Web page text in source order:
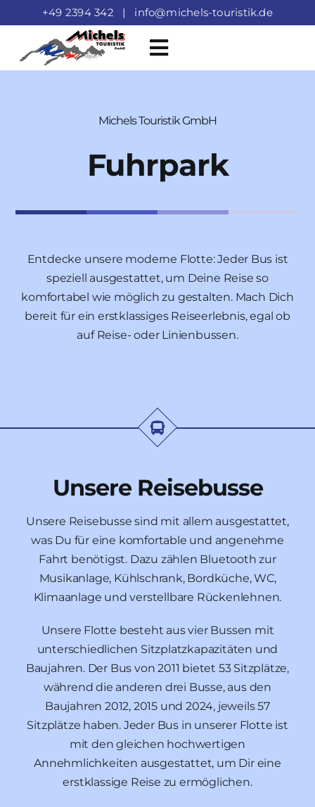
springen
+49 2394 342 | info@michels-touristik.de
Toggle
Fuhrpark
Michels Touristik GmbH
Fuhrpark
Entdecke unsere moderne Flotte: Jeder Bus ist
speziell ausgestattet, um Deine Reise so
komfortabel wie möglich zu gestalten. Mach Dich
bereit für ein erstklassiges Reiseerlebnis, egal ob
auf Reise- oder Linienbussen.
Unsere Reisebusse
Unsere Reisebusse sind mit allem ausgestattet,
was Du für eine komfortable und angenehme
Fahrt benötigst. Dazu zählen Bluetooth zur
Musikanlage, Kühlschrank, Bordküche, WC,
Klimaanlage und verstellbare Rückenlehnen.
Unsere Flotte besteht aus vier Bussen mit
unterschiedlichen Sitzplatzkapazitäten und
Baujahren. Der Bus von 2011 bietet 53 Sitzplätze,
während die anderen drei Busse, aus den
Baujahren 2012, 2015 und 2024, jeweils 57
Sitzplätze haben. Jeder Bus in unserer Flotte ist
mit den gleichen hochwertigen
Annehmlichkeiten ausgestattet, um Dir eine
erstklassige Reise zu ermöglichen.